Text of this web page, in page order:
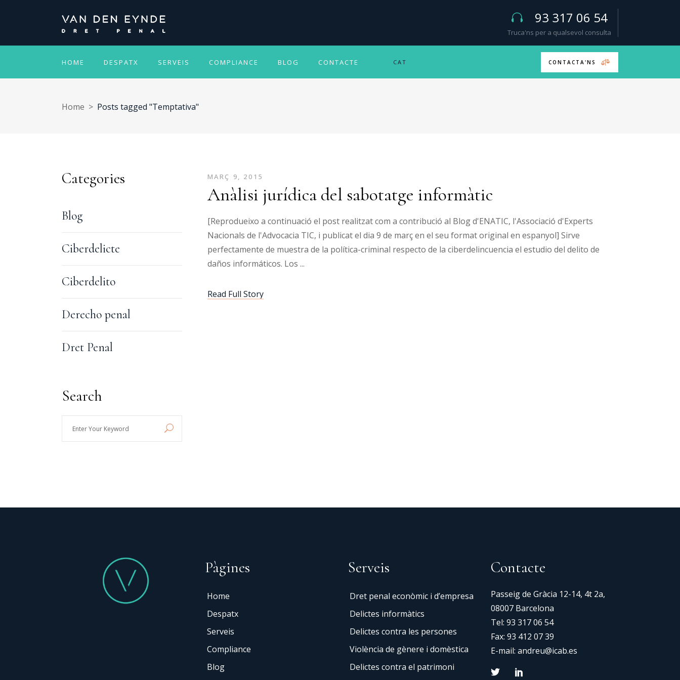
93 317 06 54
Truca'ns per a qualsevol consulta
HOME DESPATX SERVEIS COMPLIANCE BLOG CONTACTE CAT CONTACTA'NS
Home > Posts tagged "Temptativa"
MARÇ 9, 2015
Anàlisi jurídica del sabotatge informàtic
[Reprodueixo a continuació el post realitzat com a contribució al Blog d'ENATIC, l'Associació d'Experts
Nacionals de l'Advocacia TIC, i publicat el dia 9 de març en el seu format original en espanyol] Sirve
perfectamente de muestra de la política-criminal respecto de la ciberdelincuencia el estudio del delito de
daños informáticos. Los
Read Full Story
Categories
Blog
Ciberdelicte
Ciberdelito
Derecho penal
Dret Penal
Search
Pàgines
Home
Despatx
Serveis
Compliance
Blog
Serveis
Dret penal econòmic i d’empresa
Delictes informàtics
Delictes contra les persones
Violència de gènere i domèstica
Delictes contra el patrimoni
Contacte
Passeig de Gràcia 12-14, 4t 2a,
08007 Barcelona
Tel: 93 317 06 54
Fax: 93 412 07 39
E-mail: andreu@icab.es